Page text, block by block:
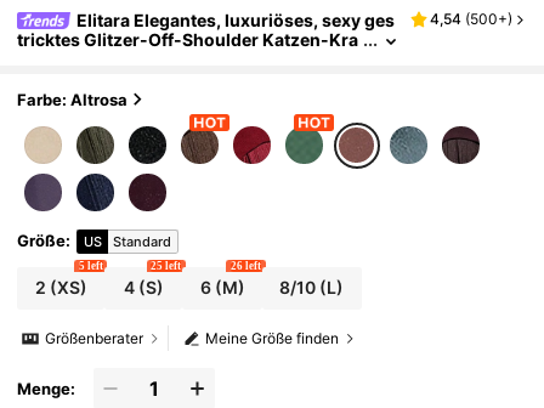
Elitara Elegantes, luxuriöses, sexy ges
tricktes Glitzer-Off-Shoulder Katzen-Kra
sstellungen, Geschäftsveranstaltungen und A
4,54 (500+)
Farbe: Altrosa
Größe: US Standard
2 (XS)
5 left
4(S)
25 left
6(M)
26 left
8/10 (L)
Meine Größe finden
Größenberater
Menge: